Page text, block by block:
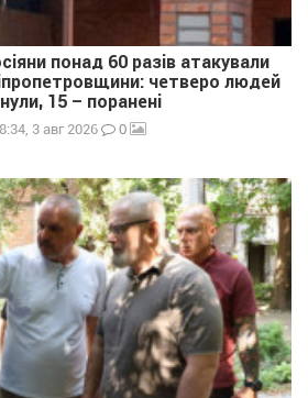
понад 60 разів атакували
четверо людей
15 – поранені
3 авг 2026 0